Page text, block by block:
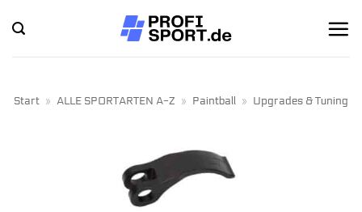
Inhalt
springen
Start » ALLE SPORTARTEN A-Z » Paintball » Upgrades & Tuning